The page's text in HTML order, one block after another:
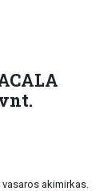
akimirkas.